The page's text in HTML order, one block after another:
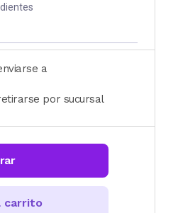
a
por sucursal
carrito